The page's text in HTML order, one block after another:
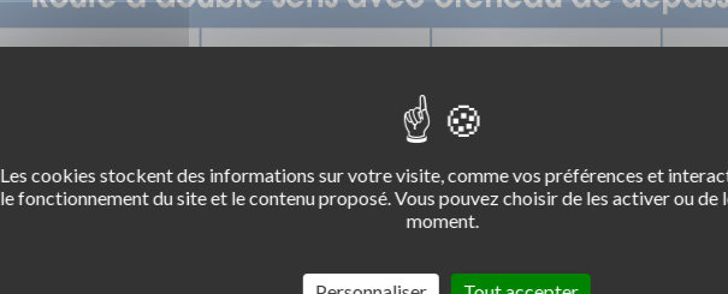
Les cookies stockent des informations sur votre visite, comme vos préférences et
le fonctionnement du site et le contenu proposé. Vous pouvez choisir de les activer ou de
moment.